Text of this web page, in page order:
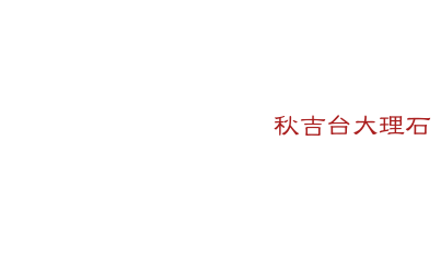
​秋吉台大理石